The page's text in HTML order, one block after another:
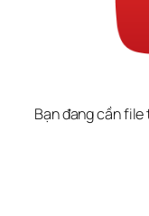
Bạn đang cần